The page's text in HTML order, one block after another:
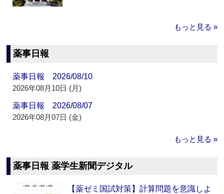
もっと見る »
薬事日報
薬事日報 2026/08/10
2026年08月10日 (月)
薬事日報 2026/08/07
2026年08月07日 (金)
もっと見る »
薬事日報 薬学生新聞デジタル
【薬ゼミ国試対策】計算問題を意識しよ